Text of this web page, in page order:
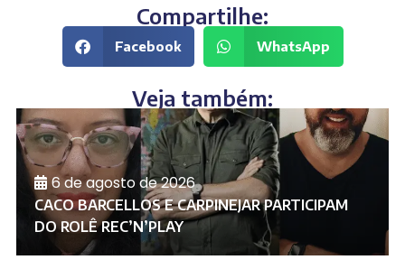
Compartilhe:
Facebook WhatsApp
Veja também:
6 de agosto de 2026
CACO BARCELLOS E CARPINEJAR PARTICIPAM
DO ROLÊ REC’N’PLAY